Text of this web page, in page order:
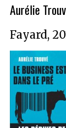
Aurélie
Fayard,